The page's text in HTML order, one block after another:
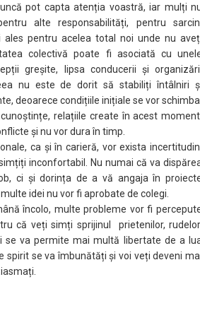
pot capta atenția voastră, iar mulți
alte responsabilități, pentru
ales pentru acelea total noi unde nu
colectivă poate fi asociată cu
greșite, lipsa conducerii și
nu este de dorit să stabiliți întâlniri
deoarece condițiile inițiale se vor
relațiile create în acest
și nu vor dura în timp.
ca și în carieră, vor exista
inconfortabil. Nu numai că va
ci și dorința de a vă angaja în
idei nu vor fi aprobate de colegi.
încolo, multe probleme vor fi
că veți simți sprijinul prietenilor,
se va permite mai multă libertate de a
spirit se va îmbunătăți și voi veți deveni